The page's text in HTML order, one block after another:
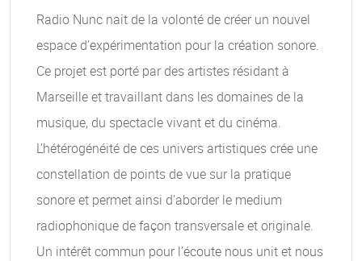
Radio Nunc nait de la volonté de créer un nouvel
espace d’expérimentation pour la création sonore.
Ce projet est porté par des artistes résidant à
Marseille et travaillant dans les domaines de la
musique, du spectacle vivant et du cinéma.
L’hétérogénéité de ces univers artistiques crée une
constellation de points de vue sur la pratique
sonore et permet ainsi d’aborder le medium
radiophonique de façon transversale et originale.
Un intérêt commun pour l’écoute nous unit et nous